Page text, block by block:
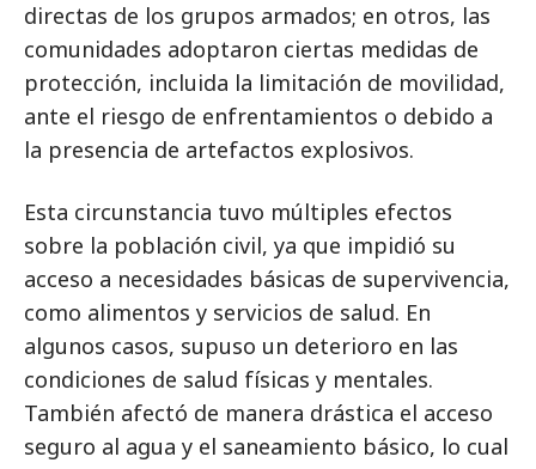
directas de los grupos armados; en otros, las
comunidades adoptaron ciertas medidas de
protección, incluida la limitación de movilidad,
ante el riesgo de enfrentamientos o debido a
la presencia de artefactos explosivos.
Esta circunstancia tuvo múltiples efectos
sobre la población civil, ya que impidió su
acceso a necesidades básicas de supervivencia,
como alimentos y servicios de salud. En
algunos casos, supuso un deterioro en las
condiciones de salud físicas y mentales.
También afectó de manera drástica el acceso
seguro al agua y el saneamiento básico, lo cual